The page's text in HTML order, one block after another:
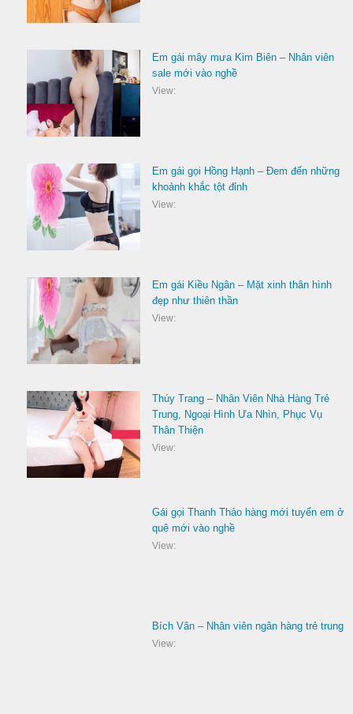
Em gái mây mưa Kim Biên – Nhân viên
sale mới vào nghề
View:
Em gái gọi Hồng Hạnh – Đem đến những
khoảnh khắc tột đỉnh
View:
Em gái Kiều Ngân – Mặt xinh thân hình
đẹp như thiên thần
View:
Thúy Trang – Nhân Viên Nhà Hàng Trẻ
Trung, Ngoại Hình Ưa Nhìn, Phục Vụ
Thân Thiện
View:
Gái gọi Thanh Thảo hàng mới tuyển em ở
quê mới vào nghề
View:
Bích Vân – Nhân viên ngân hàng trẻ trung
View: